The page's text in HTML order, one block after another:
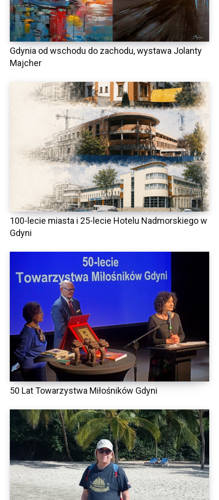
Gdynia od wschodu do zachodu, wystawa Jolanty
Majcher
100-lecie miasta i 25-lecie Hotelu Nadmorskiego w
Gdyni
50 Lat Towarzystwa Miłośników Gdyni